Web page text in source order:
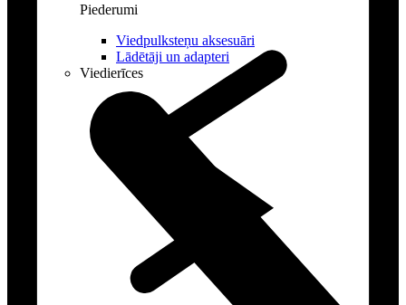
Piederumi
Viedpulksteņu aksesuāri
Lādētāji un adapteri
Viedierīces